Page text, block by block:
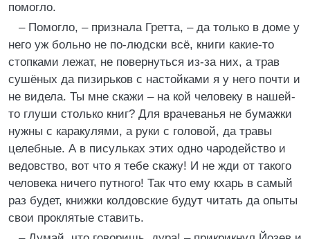
помогло.
– Помогло, – признала Гретта, – да только в доме у
него уж больно не по-людски всё, книги какие-то
стопками лежат, не повернуться из-за них, а трав
сушёных да пизирьков с настойками я у него почти и
не видела. Ты мне скажи – на кой человеку в нашей-
то глуши столько книг? Для врачеванья не бумажки
нужны с каракулями, а руки с головой, да травы
целебные. А в писульках этих одно чародейство и
ведовство, вот что я тебе скажу! И не жди от такого
человека ничего путного! Так что ему кхарь в самый
раз будет, книжки колдовские будут читать да опыты
свои проклятые ставить.